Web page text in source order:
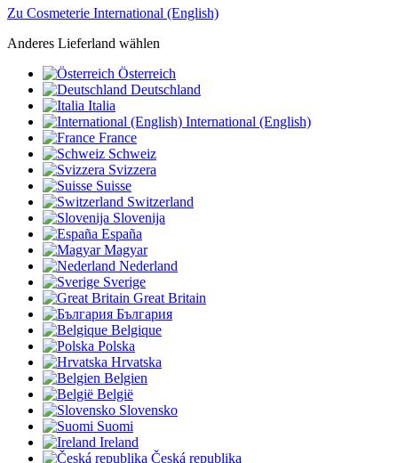
Zu Cosmeterie International (English)
Anderes Lieferland wählen
Österreich
Deutschland
Italia
International (English)
France
Schweiz
Svizzera
Suisse
Switzerland
Slovenija
España
Magyar
Nederland
Sverige
Great Britain
България
Belgique
Polska
Hrvatska
Belgien
België
Slovensko
Suomi
Ireland
Česká republika